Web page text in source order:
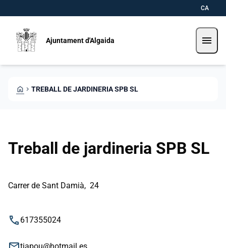
CA
Ajuntament d'Algaida menu
HOME CHEVRON_RIGHT TREBALL DE JARDINERIA SPB SL
Treball de jardineria SPB SL
Carrer de Sant Damià, 24
phone 617355024